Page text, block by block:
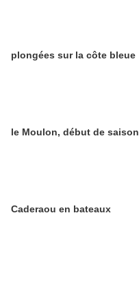
plongées sur la côte bleue
le Moulon, début de saison
Caderaou en bateaux